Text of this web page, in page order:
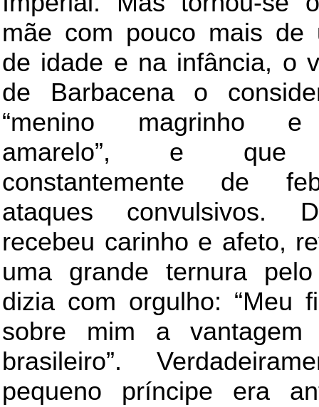
mãe com pouco mais de
de idade e na infância, o
de Barbacena o
“menino magrinho
amarelo”, e que
constantemente de
ataques convulsivos.
recebeu carinho e afeto,
uma grande ternura
dizia com orgulho: “Meu
sobre mim a
brasileiro”.
pequeno príncipe era